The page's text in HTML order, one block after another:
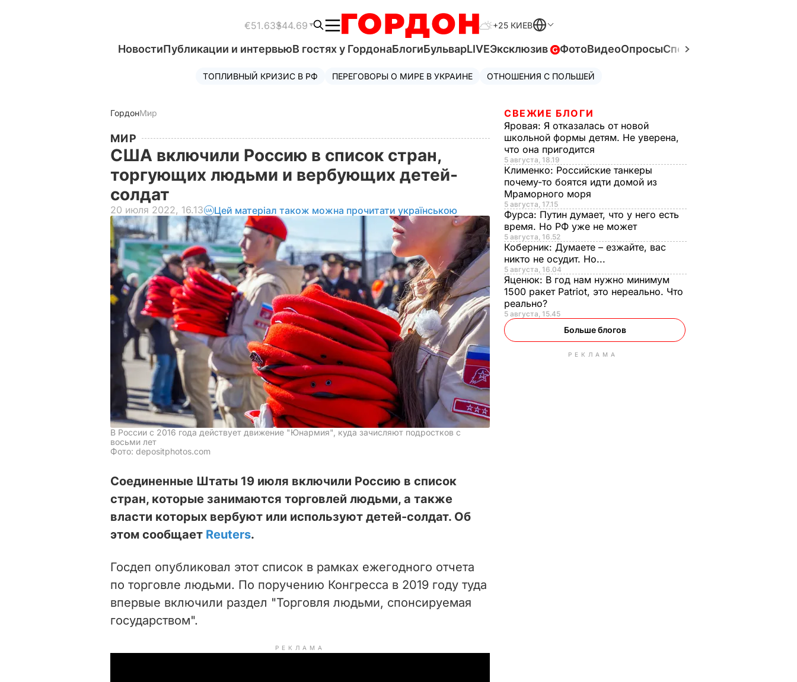
€51.63$44.69 +25 КИЕВ
НовостиПубликации и интервьюВ гостях у ГордонаБлогиБульварLIVEЭксклюзив ФотоВидеоОпросыСпецпроекты
ТОПЛИВНЫЙ КРИЗИС В РФ ПЕРЕГОВОРЫ О МИРЕ В УКРАИНЕ ОТНОШЕНИЯ С ПОЛЬШЕЙ
ГордонМир
МИР
США включили Россию в список стран,
торгующих людьми и вербующих детей-
солдат
20 июля 2022, 16.13 Цей матеріал також можна прочитати українською
В России с 2016 года действует движение "Юнармия", куда зачисляют подростков с
восьми лет
Фото: depositphotos.com
Соединенные Штаты 19 июля включили Россию в список
стран, которые занимаются торговлей людьми, а также
власти которых вербуют или используют детей-солдат. Об
этом сообщает Reuters.
Госдеп опубликовал этот список в рамках ежегодного отчета
по торговле людьми. По поручению Конгресса в 2019 году туда
впервые включили раздел "Торговля людьми, спонсируемая
государством".
РЕКЛАМА
СВЕЖИЕ БЛОГИ
Яровая: Я отказалась от новой
школьной формы детям. Не уверена,
что она пригодится
5 августа, 18.19
Клименко: Российские танкеры
почему-то боятся идти домой из
Мраморного моря
5 августа, 17.15
Фурса: Путин думает, что у него есть
время. Но РФ уже не может
5 августа, 16.52
Коберник: Думаете – езжайте, вас
никто не осудит. Но...
5 августа, 16.04
Яценюк: В год нам нужно минимум
1500 ракет Patriot, это нереально. Что
реально?
5 августа, 15.45
Больше блогов
РЕКЛАМА